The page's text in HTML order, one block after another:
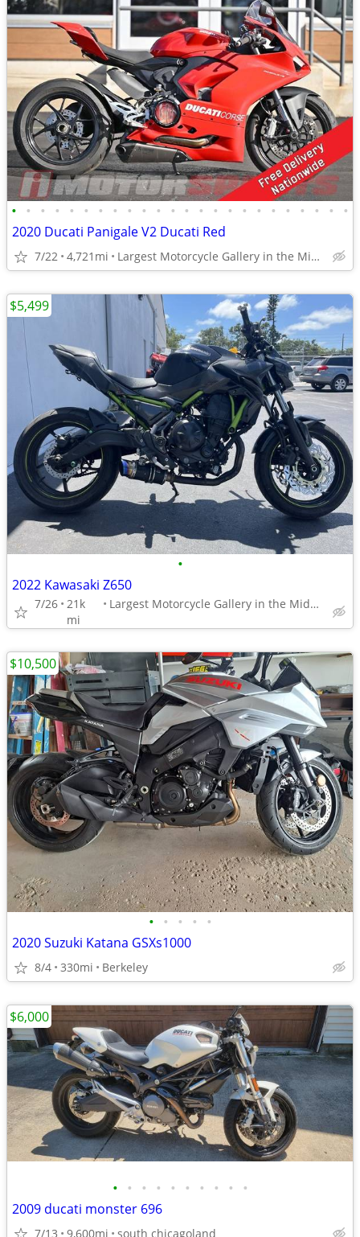
• • • • • • • • • • • • • • • • • • • • • • • •
2020 Ducati Panigale V2 Ducati Red
7/22 4,721mi Largest Motorcycle Gallery in the Midwest
•
2022 Kawasaki Z650
7/26 21k
mi
Largest Motorcycle Gallery in the Midwest
$5,499
• • • • •
2020 Suzuki Katana GSXs1000
8/4 330mi Berkeley
$10,500
• • • • • • • • • •
2009 ducati monster 696
7/13 9,600mi south chicagoland
$6,000